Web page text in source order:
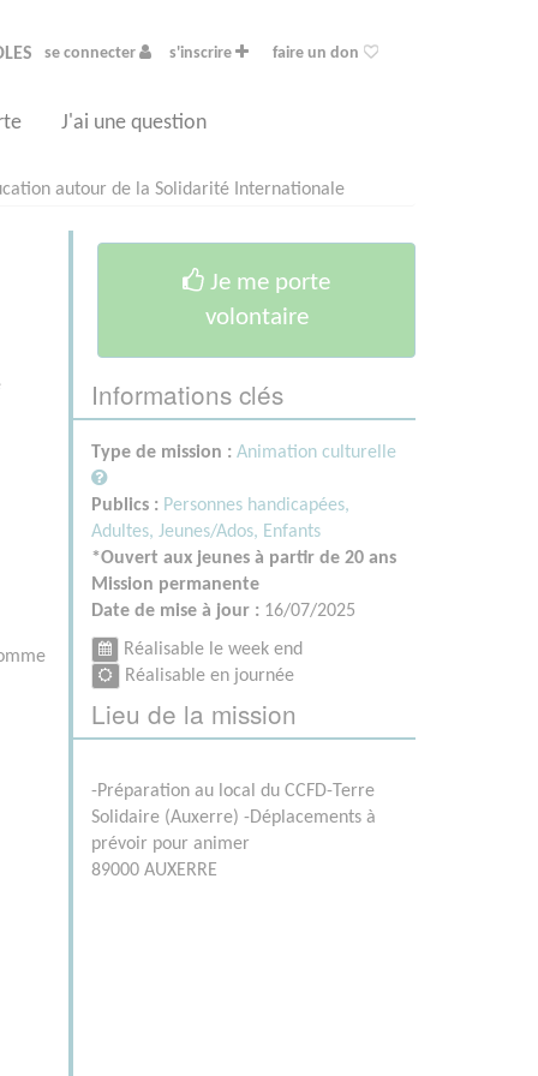
se connecter s'inscrire faire un don
J'ai une question
autour de la Solidarité Internationale
Je me porte
volontaire
Informations clés
Type de mission : Animation culturelle
Publics : Personnes handicapées,
Adultes, Jeunes/Ados, Enfants
*Ouvert aux jeunes à partir de 20 ans
Mission permanente
Date de mise à jour : 16/07/2025
Réalisable le week end
Réalisable en journée
Lieu de la mission
-Préparation au local du CCFD-Terre
Solidaire (Auxerre) -Déplacements à
prévoir pour animer
89000 AUXERRE